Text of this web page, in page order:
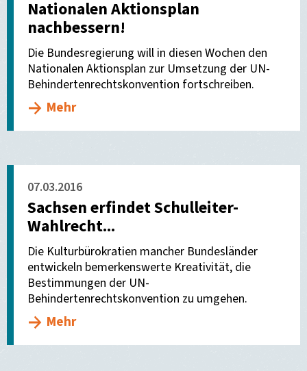
Nationalen Aktionsplan
nachbessern!
Die Bundesregierung will in diesen Wochen den
Nationalen Aktionsplan zur Umsetzung der UN-
Behindertenrechtskonvention fortschreiben.
Mehr
07.03.2016
Sachsen erfindet Schulleiter-
Wahlrecht...
Die Kulturbürokratien mancher Bundesländer
entwickeln bemerkenswerte Kreativität, die
Bestimmungen der UN-
Behindertenrechtskonvention zu umgehen.
Mehr